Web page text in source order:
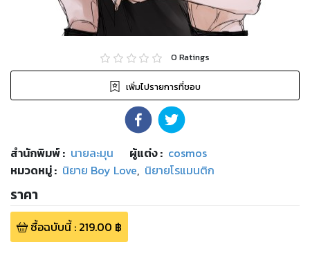
0 Ratings
เพิ่มไปรายการที่ชอบ
สำนักพิมพ์: นายละมุน ผู้แต่ง : cosmos
หมวดหมู่: นิยาย Boy Love, นิยายโรแมนติก
ราคา
ซื้อฉบับนี้: 219.00 ฿